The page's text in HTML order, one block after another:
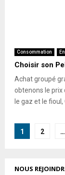
Consommation
Choisir son
Achat groupé
obtenons le prix
le gaz et le fioul,
1 2 …
NOUS